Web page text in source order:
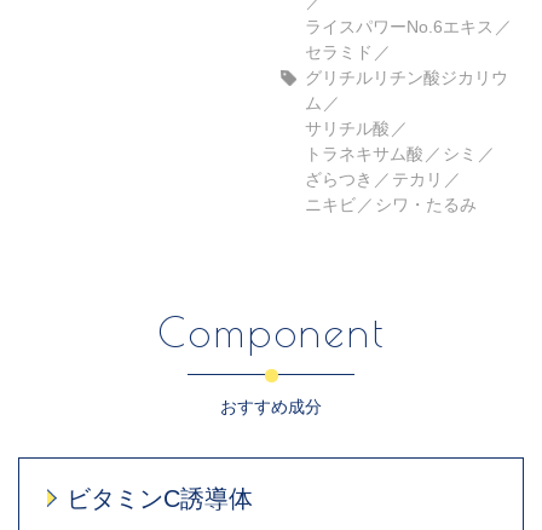
ライスパワーNo.6エキス
セラミド
グリチルリチン酸ジカリウ
ム
サリチル酸
トラネキサム酸
シミ
ざらつき
テカリ
ニキビ
シワ・たるみ
Component
おすすめ成分
ビタミンC誘導体